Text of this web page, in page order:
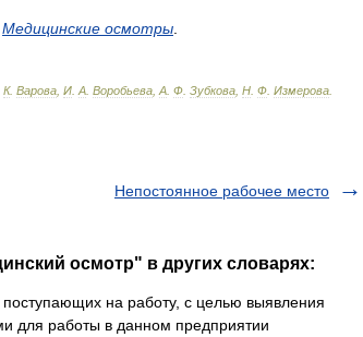
Медицинские осмотры
К. Варова И А Воробьева А Ф Зубкова Н Ф Измерова
Непостоянное рабочее место
осмотр" в других словарях:
на работу, с целью выявления
для работы в данном предприятии